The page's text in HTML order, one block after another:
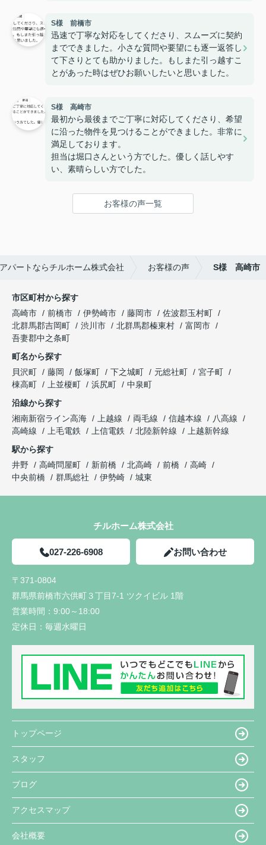
S様 前橋市
迅速で丁寧な対応をしてくださり、スムーズに契約
までできました。小さな質問や要望にも逐一返答し
て下さりとても助かりました。もしまた引っ越すこ
とがあった時はぜひお願いしたいと思いました。
S様 高崎市
最初から最後までご丁寧に対応してくださり、希望
に沿った物件を見つけることができました。非常に
満足しております。
担当は堀口さんという方でした。優しく話しやす
い、素晴らしい方でした。
お客様の声一覧
パートならチルホーム株式会社 お客様の声 S様 高崎市
市区町村から探す
高崎市
前橋市 伊勢崎市 藤岡市
佐波郡玉村町
北群馬郡吉岡町
渋川市 北群馬郡榛東村
富岡市
吾妻郡中之条町
町名から探す
貝沢町
藤岡 飯塚町 下之城町 元総社町
宮子町
棟高町
上並榎町 浜尻町
中泉町
沿線から探す
湘南新宿ライン高海
上越線 両毛線 信越本線
八高線
高崎線
上毛電鉄 上信電鉄 北陸新幹線
上越新幹線
駅から探す
井野
高崎問屋町 新前橋 北高崎 前橋
高崎
中央前橋
群馬総社 伊勢崎 城東
チルホーム株式会社
027-226-6908 お問い合わせ
〒371-0804
群馬県前橋市六供町３丁目7-1 ツクイビル 1階
営業時間： 9:00～18:00
定休日： 毎週水曜日
トップページ
スタッフ
ブログ
アクセスマップ
会社概要